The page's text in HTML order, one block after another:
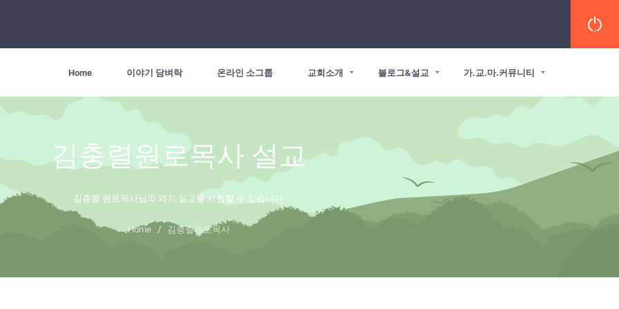
Home 이야기 담벼락 온라인 소그룹 교회소개 블로그&설교 가.교.마.커뮤니티
김충렬원로목사 설교
김충렬 원로목사님의 과거 설교를 시청할 수 있습니다.
Home / 김충렬원로목사